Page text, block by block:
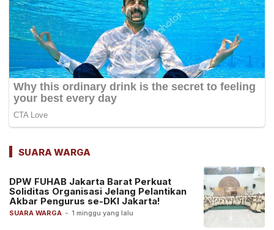
SUARA WARGA
SUARA WARGA - 1 minggu yang lalu
DPW FUHAB Jakarta Barat Perkuat
Soliditas Organisasi Jelang Pelantikan
Akbar Pengurus se-DKI Jakarta!